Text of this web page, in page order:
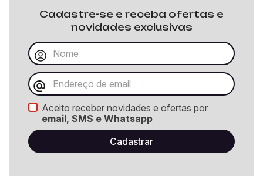
Cadastre-se e receba ofertas e
novidades exclusivas
Aceito receber novidades e ofertas por
email, SMS e Whatsapp